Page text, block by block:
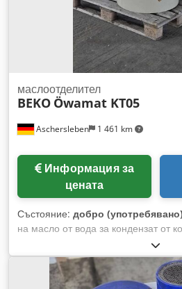
Aschersleben 1 461 km
маслоотделител
BEKO Öwamat KT05
Информация за
цената
Състояние: добро
на масло от вода за кондензат от
размери: Диаметър: 600 мм
приблизително 50 кг Cedpfx Aozh
добро, употребявано